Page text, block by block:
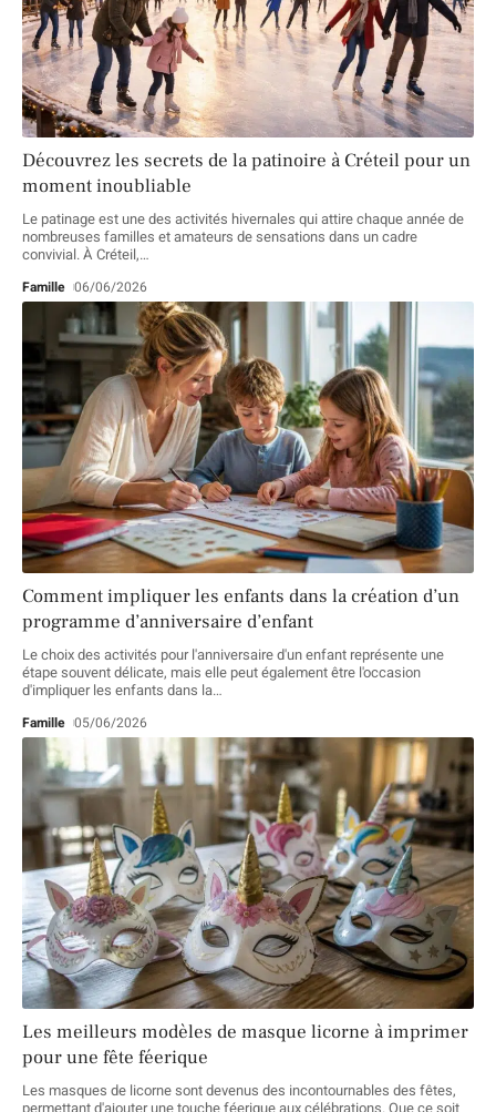
Découvrez les secrets de la patinoire à Créteil pour un
moment inoubliable
Le patinage est une des activités hivernales qui attire chaque année de
nombreuses familles et amateurs de sensations dans un cadre
convivial. À Créteil,…
Famille 06/06/2026
Comment impliquer les enfants dans la création d’un
programme d’anniversaire d’enfant
Le choix des activités pour l'anniversaire d'un enfant représente une
étape souvent délicate, mais elle peut également être l'occasion
d'impliquer les enfants dans la…
Famille 05/06/2026
Les meilleurs modèles de masque licorne à imprimer
pour une fête féerique
Les masques de licorne sont devenus des incontournables des fêtes,